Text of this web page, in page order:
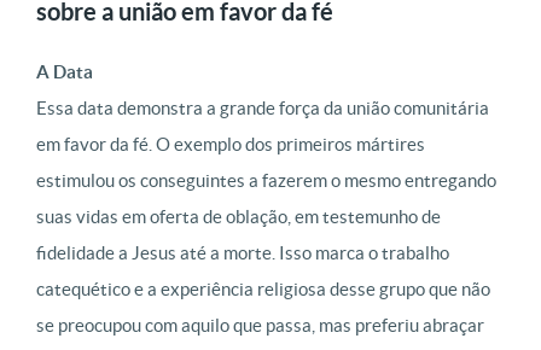
sobre a união em favor da fé
A Data
Essa data demonstra a grande força da união comunitária
em favor da fé. O exemplo dos primeiros mártires
estimulou os conseguintes a fazerem o mesmo entregando
suas vidas em oferta de oblação, em testemunho de
fidelidade a Jesus até a morte. Isso marca o trabalho
catequético e a experiência religiosa desse grupo que não
se preocupou com aquilo que passa, mas preferiu abraçar